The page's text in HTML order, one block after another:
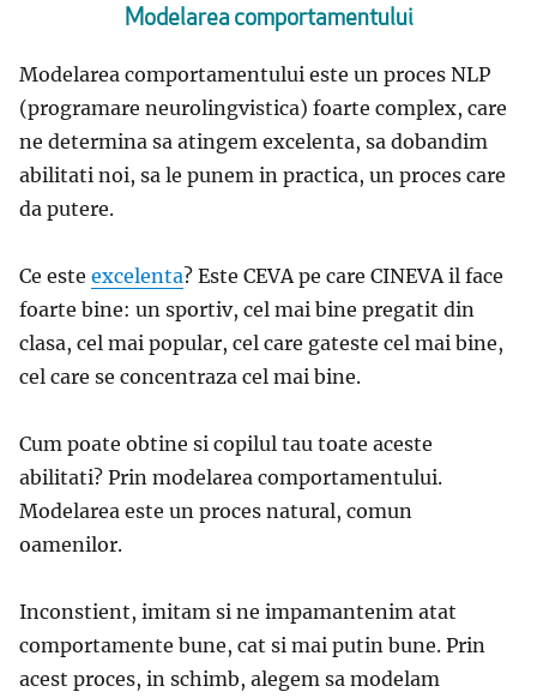
Modelarea comportamentului
Modelarea comportamentului este un proces NLP
(programare neurolingvistica) foarte complex, care
ne determina sa atingem excelenta, sa dobandim
abilitati noi, sa le punem in practica, un proces care
da putere.
Ce este excelenta? Este CEVA pe care CINEVA il face
foarte bine: un sportiv, cel mai bine pregatit din
clasa, cel mai popular, cel care gateste cel mai bine,
cel care se concentraza cel mai bine.
Cum poate obtine si copilul tau toate aceste
abilitati? Prin modelarea comportamentului.
Modelarea este un proces natural, comun
oamenilor.
Inconstient, imitam si ne impamantenim atat
comportamente bune, cat si mai putin bune. Prin
acest proces, in schimb, alegem sa modelam